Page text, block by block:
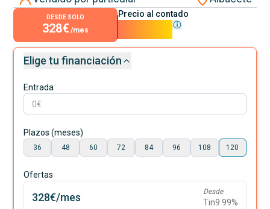
DESDE SOLO
328€ /mes
Precio al contado
Elige tu financiación
Entrada
Plazos (meses)
36 48 60 72 84 96 108 120
Ofertas
328€/mes Desde
Tin9.99%